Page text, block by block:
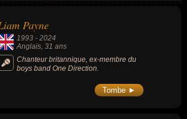
chanteur de variétés, compositeur, homme
ou producteur de musique. En ce qui
au moment de leurs morts, ils peuvent
francais ou allemand par exemple.
Payne
1993 - 2024
Anglais, 31 ans
Chanteur britannique, ex-membre du
boys band One Direction.
Tombe ►